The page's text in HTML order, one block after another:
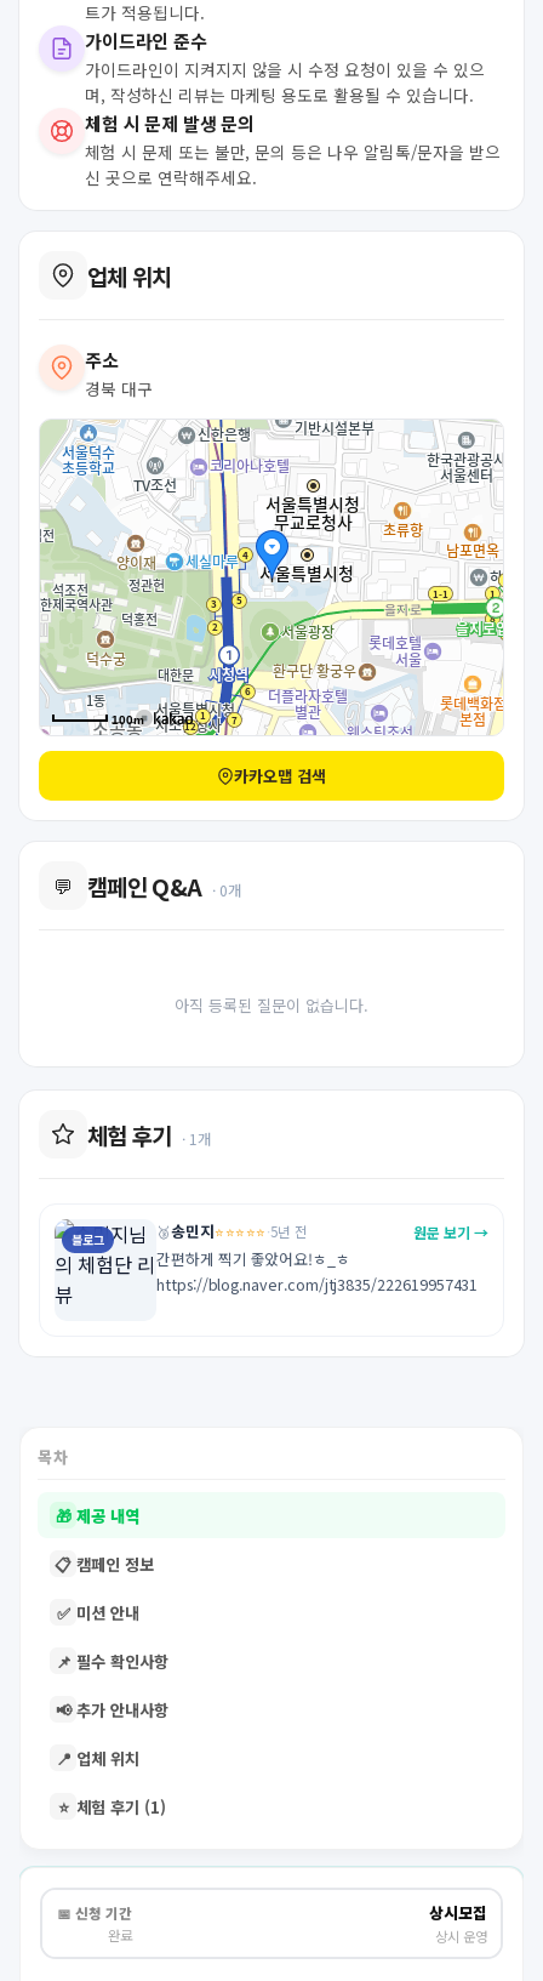
트가 적용됩니다.
가이드라인 준수
가이드라인이 지켜지지 않을 시 수정 요청이 있을 수 있으
며, 작성하신 리뷰는 마케팅 용도로 활용될 수 있습니다.
체험 시 문제 발생 문의
체험 시 문제 또는 불만, 문의 등은 나우 알림톡/문자을 받으
신 곳으로 연락해주세요.
업체 위치
주소
경북 대구
100m
카카오맵 검색
💬 캠페인 Q&A · 0개
아직 등록된 질문이 없습니다.
체험 후기 · 1개
블로그 🥉송민지⭐⭐⭐⭐⭐·5년 전 원문 보기 →
간편하게 찍기 좋았어요!ㅎ_ㅎ
https://blog.naver.com/jtj3835/222619957431
목차
🎁 제공 내역
📋 캠페인 정보
✅ 미션 안내
📌 필수 확인사항
📢 추가 안내사항
📍 업체 위치
⭐ 체험 후기 (1)
📅 신청 기간
완료
상시모집
상시 운영